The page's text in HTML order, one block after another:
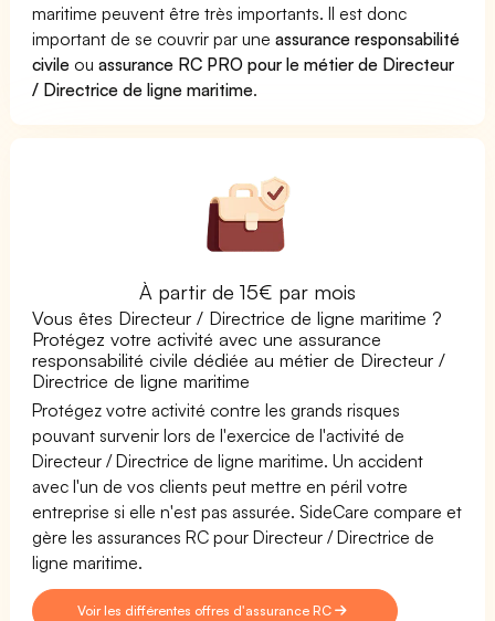
maritime peuvent être très importants. Il est donc
important de se couvrir par uneassurance responsabilité
civile ouassurance RC PRO pour le métier de Directeur
/ Directrice de ligne maritime.
À partir de 15€ par mois
Vous êtes Directeur / Directrice de ligne maritime ?
Protégez votre activité avec une assurance
responsabilité civile dédiée au métier de Directeur /
Directrice de ligne maritime
Protégez votre activité contre les grands risques
pouvant survenir lors de l'exercice de l'activité de
Directeur / Directrice de ligne maritime. Un accident
avec l'un de vos clients peut mettre en péril votre
entreprise si elle n'est pas assurée. SideCare compare et
gère les assurances RC pour Directeur / Directrice de
ligne maritime.
Voir les différentes offres d'assurance RC